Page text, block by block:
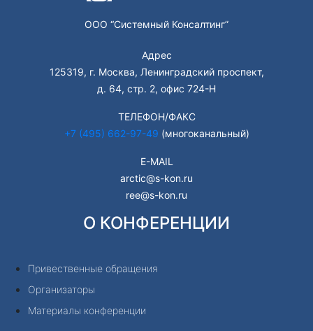
ООО “Системный Консалтинг”
Адрес
125319, г. Москва, Ленинградский проспект,
д. 64, стр. 2, офис 724-Н
ТЕЛЕФОН/ФАКС
+7 (495) 662-97-49 (многоканальный)
E-MAIL
arctic@s-kon.ru
ree@s-kon.ru
О КОНФЕРЕНЦИИ
Привественные обращения
Организаторы
Материалы конференции